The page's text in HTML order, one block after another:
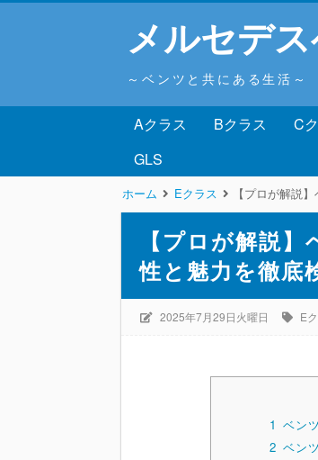
メルセデ
～ベンツと共にある生活～
Aクラス Bクラス C
GLS
ホーム Eクラス 【プロが解説
【プロが解説
性と魅力を徹底
2025年7月29日火曜日 E
1 ベン
2 ベン